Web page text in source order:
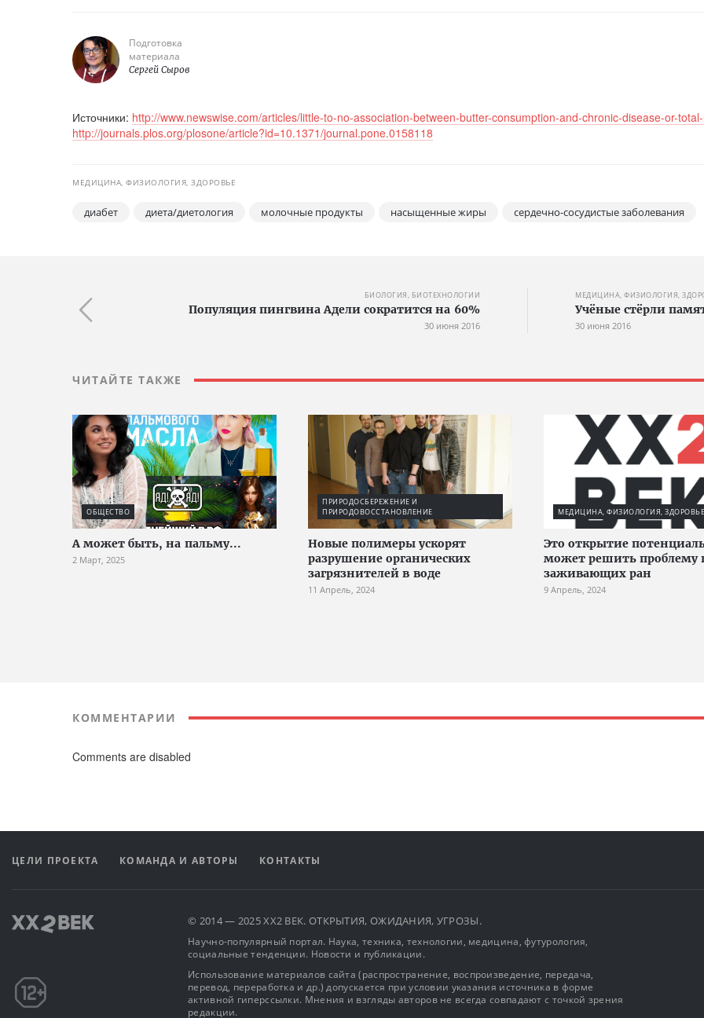
Подготовка
материала
Сергей Сыров
Источники: http://www.newswise.com/articles/little-to-no-association-between-butter-consumption-and-chronic-disease-or-
http://journals.plos.org/plosone/article?id=10.1371/journal.pone.0158118
МЕДИЦИНА, ФИЗИОЛОГИЯ, ЗДОРОВЬЕ
диабет диета/диетология молочные продукты насыщенные жиры сердечно-сосудистые заболевания
БИОЛОГИЯ, БИОТЕХНОЛОГИИ
Популяция пингвина Адели сократится на 60%
30 июня 2016
МЕДИЦИНА, ФИЗИОЛОГИЯ,
Учёные стёрли
30 июня 2016
ЧИТАЙТЕ ТАКЖЕ
ОБЩЕСТВО
А может быть, на пальму...
2 Март, 2025
ПРИРОДОСБЕРЕЖЕНИЕ И
ПРИРОДОВОССТАНОВЛЕНИЕ
Новые полимеры ускорят
разрушение органических
загрязнителей в воде
11 Апрель, 2024
МЕДИЦИНА, ФИЗИОЛОГИЯ, ЗДОРОВЬЕ
Это открытие
может решить проблему
заживающих ран
9 Апрель, 2024
КОММЕНТАРИИ
Comments are disabled
ЦЕЛИ ПРОЕКТА КОМАНДА И АВТОРЫ КОНТАКТЫ
© 2014 — 2025 XX2 ВЕК. ОТКРЫТИЯ, ОЖИДАНИЯ, УГРОЗЫ.
Научно-популярный портал. Наука, техника, технологии, медицина, футурология,
социальные тенденции. Новости и публикации.
Использование материалов сайта (распространение, воспроизведение, передача,
перевод, переработка и др.) допускается при условии указания источника в форме
активной гиперссылки. Мнения и взгляды авторов не всегда совпадают с точкой зрения
редакции.